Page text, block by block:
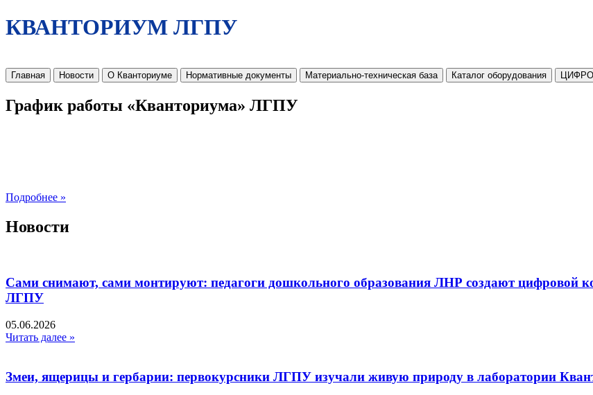
КВАНТОРИУМ ЛГПУ
Главная Новости О Кванториуме Нормативные документы Материально-техническая база Каталог оборудования
График работы «Кванториума» ЛГПУ
Подробнее »
Новости
Сами снимают, сами монтируют: педагоги дошкольного образования ЛНР создают цифровой
ЛГПУ​
05.06.2026
Читать далее »
Змеи, ящерицы и гербарии: первокурсники ЛГПУ изучали живую природу в лаборатории